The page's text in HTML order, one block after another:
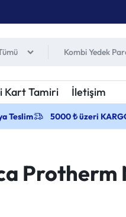
Kart Tamiri İletişim
Teslim 5000 ₺ üzeri
Protherm